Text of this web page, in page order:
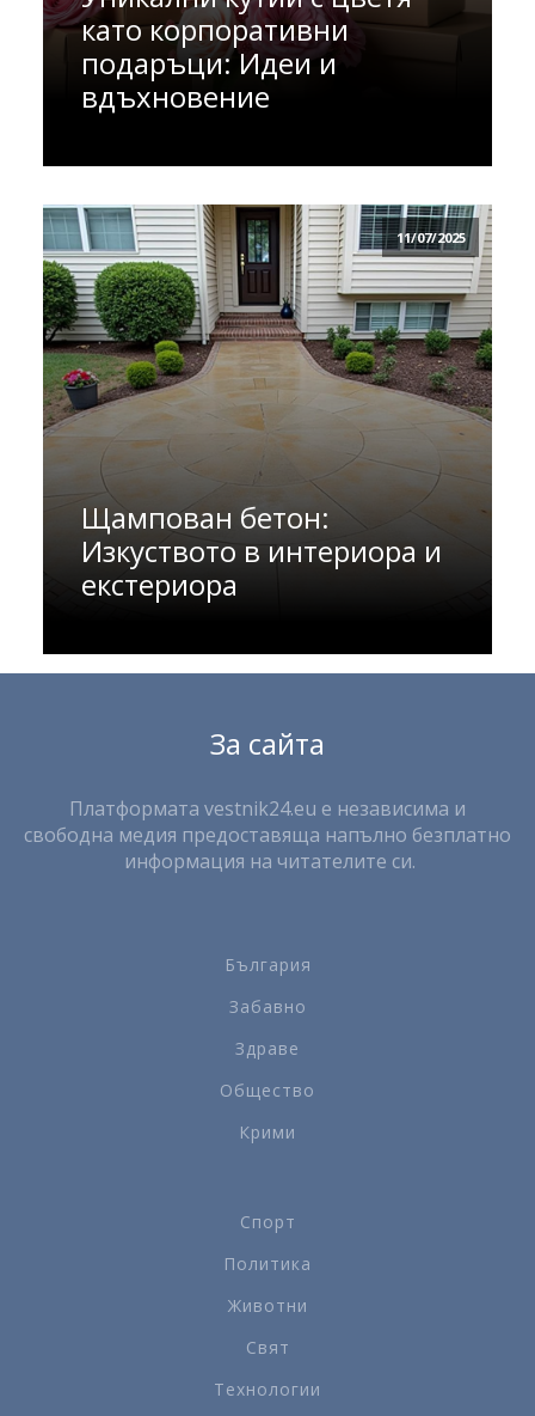
като корпоративни
подаръци: Идеи и
вдъхновение
11/07/2025
Щампован бетон:
Изкуството в интериора и
екстериора
За сайта
Платформата vestnik24.eu е независима и
свободна медия предоставяща напълно безплатно
информация на читателите си.
България
Забавно
Здраве
Общество
Крими
Спорт
Политика
Животни
Свят
Технологии